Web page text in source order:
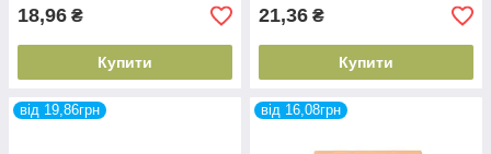
18,96 ₴
Купити
21,36 ₴
Купити
від 19,86грн від 16,08грн